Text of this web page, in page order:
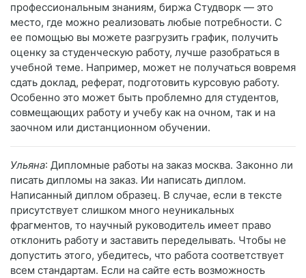
профессиональным знаниям, биржа Студворк — это
место, где можно реализовать любые потребности. С
ее помощью вы можете разгрузить график, получить
оценку за студенческую работу, лучше разобраться в
учебной теме. Например, может не получаться вовремя
сдать доклад, реферат, подготовить курсовую работу.
Особенно это может быть проблемно для студентов,
совмещающих работу и учебу как на очном, так и на
заочном или дистанционном обучении.
Ульяна: Дипломные работы на заказ москва. Законно ли
писать дипломы на заказ. Ии написать диплом.
Написанный диплом образец. В случае, если в тексте
присутствует слишком много неуникальных
фрагментов, то научный руководитель имеет право
отклонить работу и заставить переделывать. Чтобы не
допустить этого, убедитесь, что работа соответствует
всем стандартам. Если на сайте есть возможность